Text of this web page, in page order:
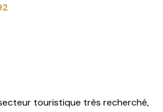
touristique très recherché,